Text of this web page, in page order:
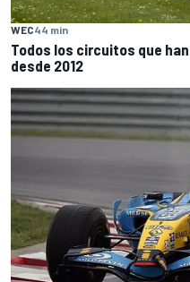
WEC44 min
Todos los circuitos que
desde 2012